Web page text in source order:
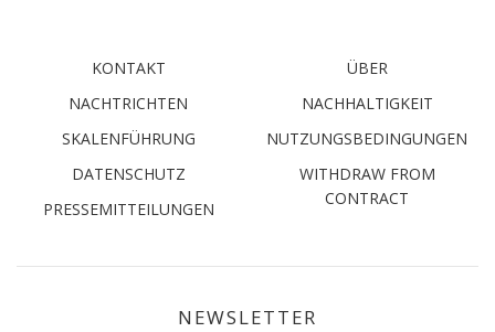
KONTAKT
NACHTRICHTEN
SKALENFÜHRUNG
DATENSCHUTZ
PRESSEMITTEILUNGEN
ÜBER
NACHHALTIGKEIT
NUTZUNGSBEDINGUNGEN
WITHDRAW FROM
CONTRACT
NEWSLETTER